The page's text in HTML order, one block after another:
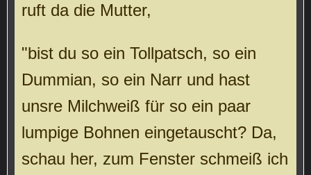
ruft da die Mutter,
"bist du so ein Tollpatsch, so ein
Dummian, so ein Narr und hast
unsre Milchweiß für so ein paar
lumpige Bohnen eingetauscht? Da,
schau her, zum Fenster schmeiß ich